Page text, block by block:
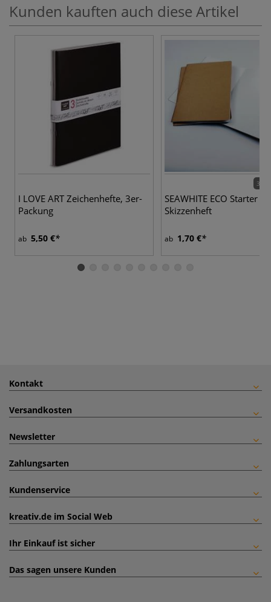
Kunden kauften auch diese Artikel
I LOVE ART Zeichenhefte, 3er-
Packung
ab 5,50 €
3
SEAWHITE ECO Starter
Skizzenheft
ab 1,70 €
Kontakt
Versandkosten
Newsletter
Zahlungsarten
Kundenservice
kreativ.de im Social Web
Ihr Einkauf ist sicher
Das sagen unsere Kunden